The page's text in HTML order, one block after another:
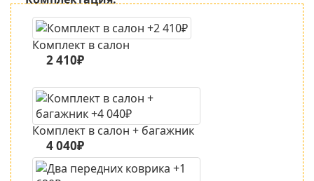
Комплект в салон
2 410₽
Комплект в салон + багажник
4 040₽